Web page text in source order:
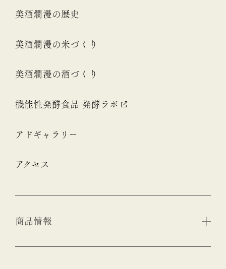
美酒爛漫の歴史
美酒爛漫の米づくり
美酒爛漫の酒づくり
機能性発酵食品 発酵ラボ
アドギャラリー
アクセス
商品情報